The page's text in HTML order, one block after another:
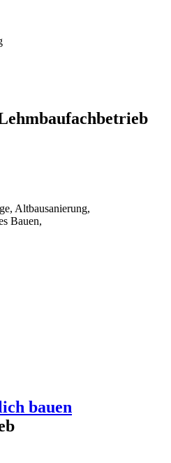
Altbausanierung,
Bauen,
bauen